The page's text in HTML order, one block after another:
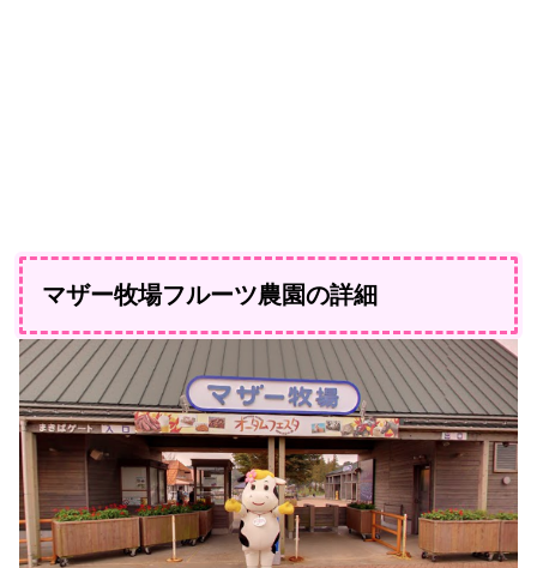
マザー牧場フルーツ農園の詳細